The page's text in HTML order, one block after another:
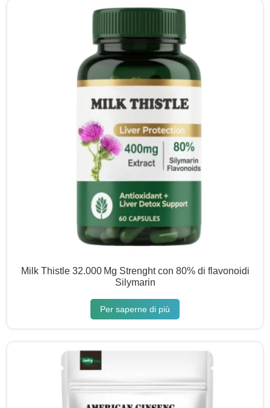
Milk Thistle 32.000 Mg Strenght con 80% di flavonoidi
Silymarin
Per saperne di più